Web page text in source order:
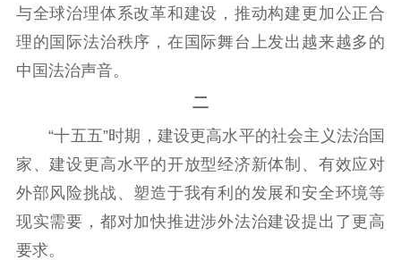
与全球治理体系改革和建设，推动构建更加公正合
理的国际法治秩序，在国际舞台上发出越来越多的
中国法治声音。
二
“十五五”时期，建设更高水平的社会主义法治国
家、建设更高水平的开放型经济新体制、有效应对
外部风险挑战、塑造于我有利的发展和安全环境等
现实需要，都对加快推进涉外法治建设提出了更高
要求。